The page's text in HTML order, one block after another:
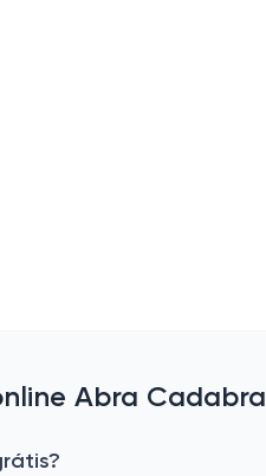
Abra Cadabra